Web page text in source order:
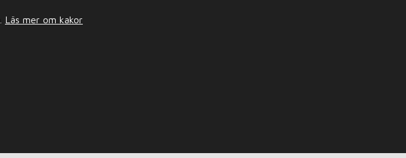
Läs mer om kakor